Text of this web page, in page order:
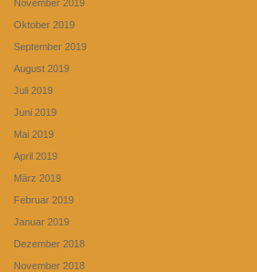
November 2019
Oktober 2019
September 2019
August 2019
Juli 2019
Juni 2019
Mai 2019
April 2019
März 2019
Februar 2019
Januar 2019
Dezember 2018
November 2018